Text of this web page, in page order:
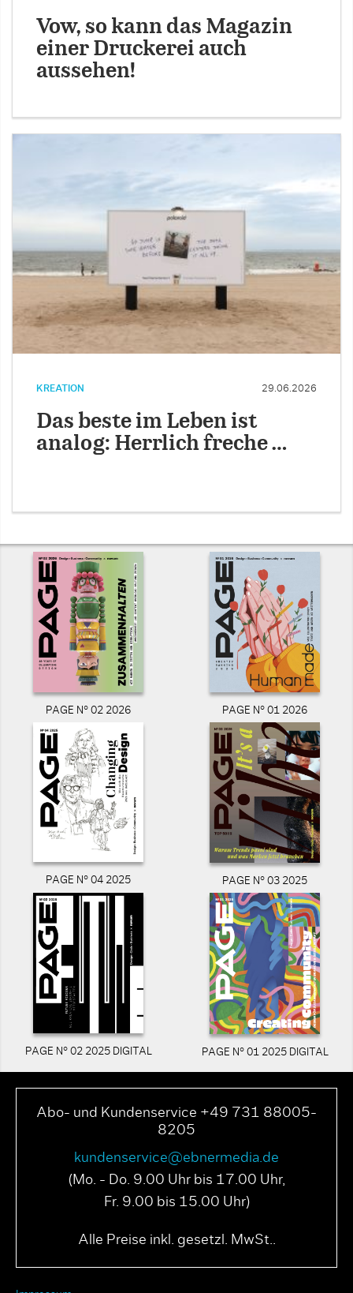
Vow, so kann das Magazin
einer Druckerei auch
aussehen!
KREATION 29.06.2026
Das beste im Leben ist
analog: Herrlich freche …
PAGE N° 02 2026 PAGE N° 01 2026
PAGE N° 04 2025 PAGE N° 03 2025
PAGE N° 02 2025 DIGITAL PAGE N° 01 2025 DIGITAL
Abo- und Kundenservice +49 731 88005-
8205
kundenservice@ebnermedia.de
(Mo. - Do. 9.00 Uhr bis 17.00 Uhr,
Fr. 9.00 bis 15.00 Uhr)
Alle Preise inkl. gesetzl. MwSt..